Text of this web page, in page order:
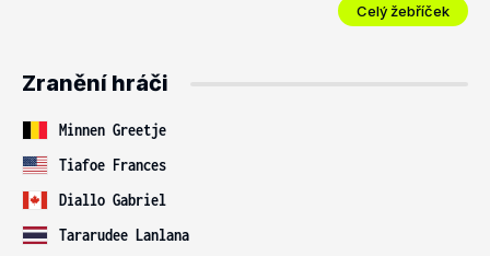
Celý žebříček
Zranění hráči
Minnen Greetje
Tiafoe Frances
Diallo Gabriel
Tararudee Lanlana